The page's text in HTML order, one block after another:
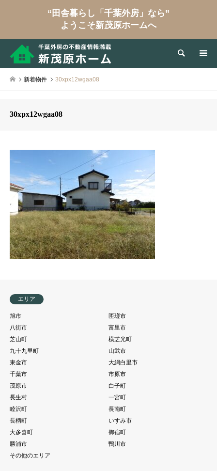
“田舎暮らし「千葉外房」なら”
ようこそ新茂原ホームへ
検索
新着物件 30xpx12wgaa08
30xpx12wgaa08
エリア
旭市
匝瑳市
八街市
富里市
芝山町
横芝光町
九十九里町
山武市
東金市
大網白里市
千葉市
市原市
茂原市
白子町
長生村
一宮町
睦沢町
長南町
長柄町
いすみ市
大多喜町
御宿町
勝浦市
鴨川市
その他のエリア